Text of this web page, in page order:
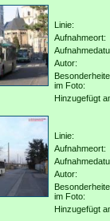
Linie:
Aufnahmeort:
Autor:
im Foto:
Hinzugefügt
Linie:
Aufnahmeort:
Autor:
im Foto:
Hinzugefügt